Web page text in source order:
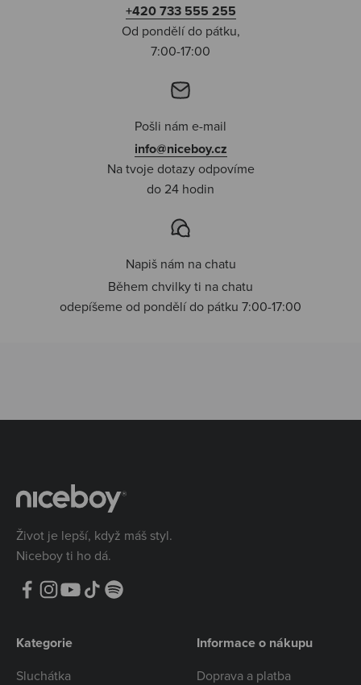
+420 733 555 255
Od pondělí do pátku,
7:00-17:00
Pošli nám e-mail
info@niceboy.cz
Na tvoje dotazy odpovíme
do 24 hodin
Napiš nám na chatu
Během chvilky ti na chatu
odepíšeme od pondělí do pátku 7:00-17:00
Život je lepší, když máš styl.
Niceboy ti ho dá.
Kategorie
Sluchátka
Informace o nákupu
Doprava a platba